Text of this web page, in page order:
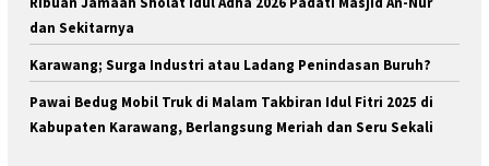
dan Sekitarnya
Karawang; Surga Industri atau Ladang Penindasan Buruh?
Pawai Bedug Mobil Truk di Malam Takbiran Idul Fitri 2025 di
Kabupaten Karawang, Berlangsung Meriah dan Seru Sekali